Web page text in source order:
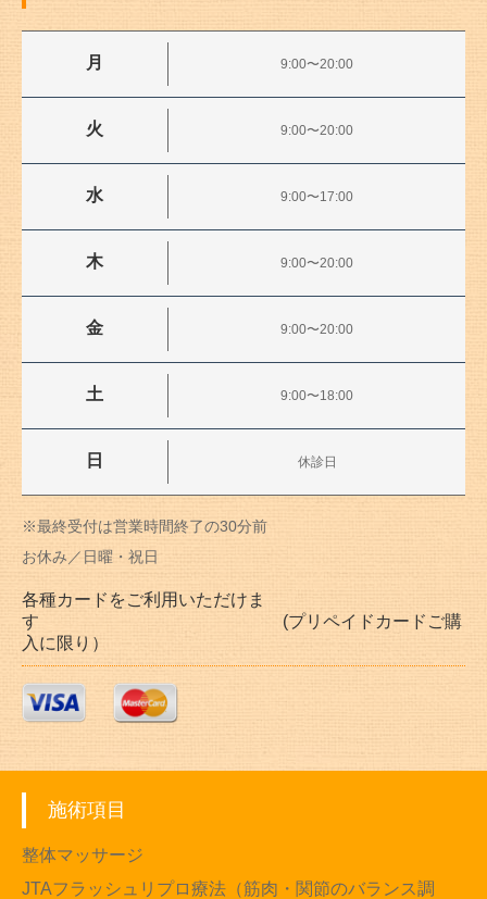
月 9:00〜20:00
火 9:00〜20:00
水 9:00〜17:00
木 9:00〜20:00
金 9:00〜20:00
土 9:00〜18:00
日 休診日
※最終受付は営業時間終了の30分前
お休み／日曜・祝日
各種カードをご利用いただけま
す (プリペイドカードご購
入に限り）
施術項目
整体マッサージ
JTAフラッシュリプロ療法（筋肉・関節のバランス調